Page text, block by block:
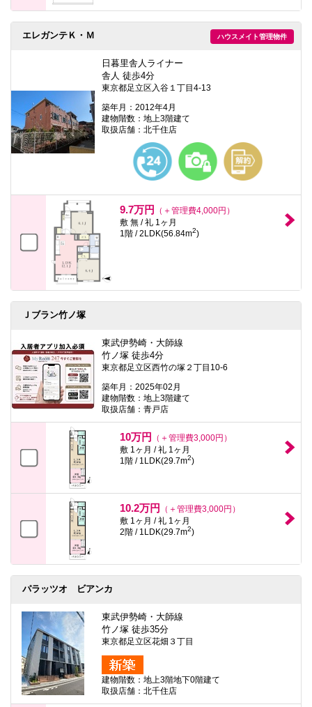
ハウスメイト管理物件
エレガンテＫ・Ｍ
日暮里舎人ライナー
舎人 徒歩4分
東京都足立区入谷１丁目4-13
築年月：2012年4月
建物階数：地上3階建て
取扱店舗：北千住店
9.7万円
（＋管理費4,000円）
敷 無 / 礼 1ヶ月
1階 / 2LDK(56.84m2)
Ｊブラン竹ノ塚
東武伊勢崎・大師線
竹ノ塚 徒歩4分
東京都足立区西竹の塚２丁目10-6
築年月：2025年02月
建物階数：地上3階建て
取扱店舗：青戸店
10万円
（＋管理費3,000円）
敷 1ヶ月 / 礼 1ヶ月
1階 / 1LDK(29.7m2)
10.2万円
（＋管理費3,000円）
敷 1ヶ月 / 礼 1ヶ月
2階 / 1LDK(29.7m2)
パラッツオ ビアンカ
東武伊勢崎・大師線
竹ノ塚 徒歩35分
東京都足立区花畑３丁目
建物階数：地上3階地下0階建て
取扱店舗：北千住店